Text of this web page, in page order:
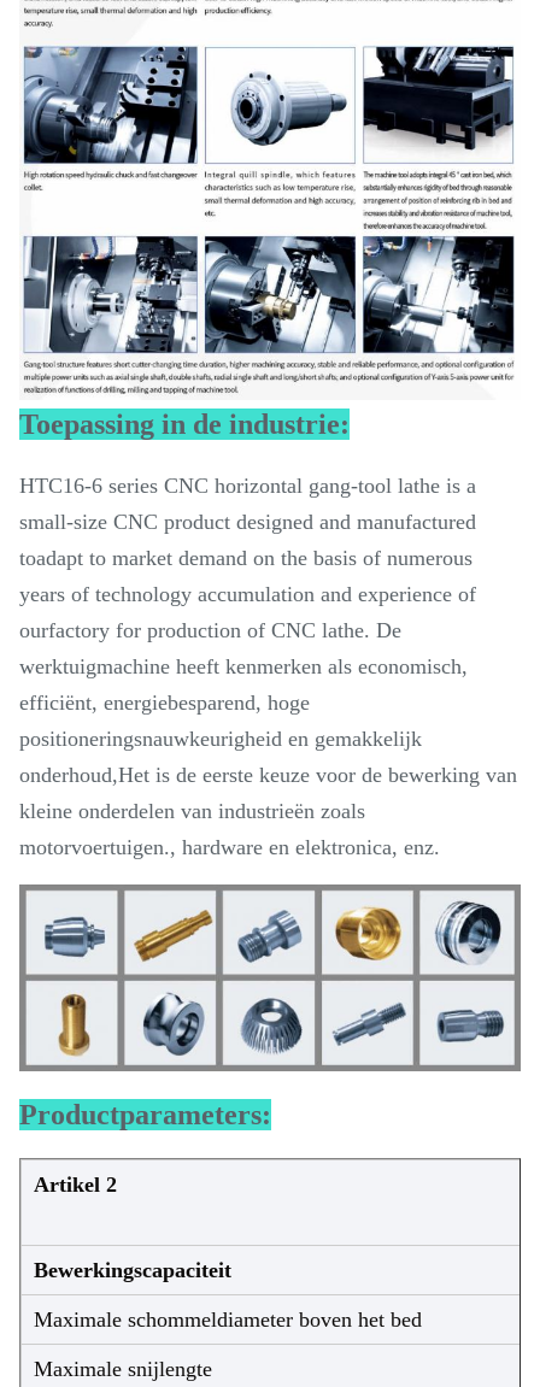
Toepassing in de industrie:
HTC16-6 series CNC horizontal gang-tool lathe is a
small-size CNC product designed and manufactured
toadapt to market demand on the basis of numerous
years of technology accumulation and experience of
ourfactory for production of CNC lathe. De
werktuigmachine heeft kenmerken als economisch,
efficiënt, energiebesparend, hoge
positioneringsnauwkeurigheid en gemakkelijk
onderhoud,Het is de eerste keuze voor de bewerking van
kleine onderdelen van industrieën zoals
motorvoertuigen., hardware en elektronica, enz.
Productparameters:
Artikel 2
Bewerkingscapaciteit
Maximale schommeldiameter boven het bed
Maximale snijlengte